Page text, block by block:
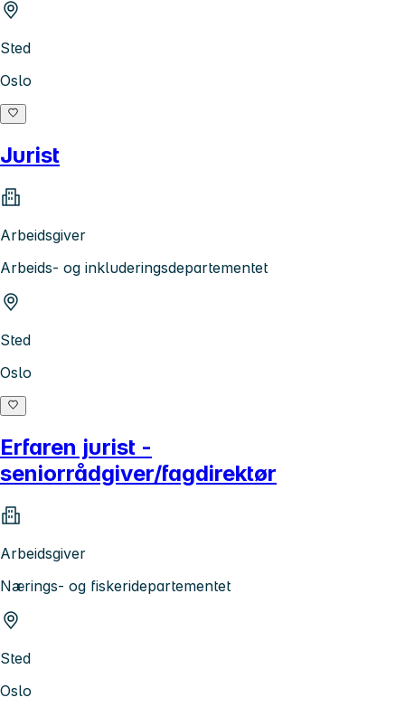
Sted
Oslo
Jurist
Arbeidsgiver
Arbeids- og inkluderingsdepartementet
Sted
Oslo
Erfaren jurist -
seniorrådgiver/fagdirektør
Arbeidsgiver
Nærings- og fiskeridepartementet
Sted
Oslo